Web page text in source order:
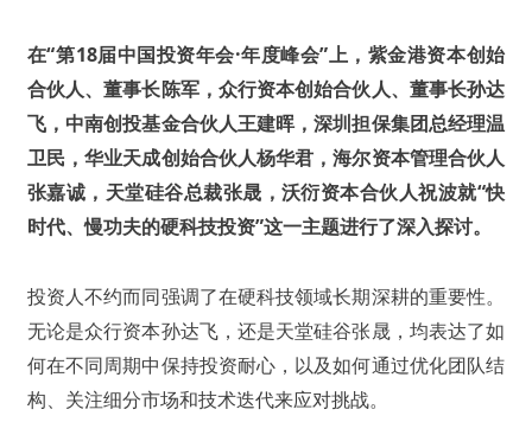
在“第18届中国投资年会·年度峰会”上，紫金港资本创始
合伙人、董事长陈军，众行资本创始合伙人、董事长孙达
飞，中南创投基金合伙人王建晖，深圳担保集团总经理温
卫民，华业天成创始合伙人杨华君，海尔资本管理合伙人
张嘉诚，天堂硅谷总裁张晟，沃衍资本合伙人祝波就“快
时代、慢功夫的硬科技投资”这一主题进行了深入探讨。
投资人不约而同强调了在硬科技领域长期深耕的重要性。
无论是众行资本孙达飞，还是天堂硅谷张晟，均表达了如
何在不同周期中保持投资耐心，以及如何通过优化团队结
构、关注细分市场和技术迭代来应对挑战。